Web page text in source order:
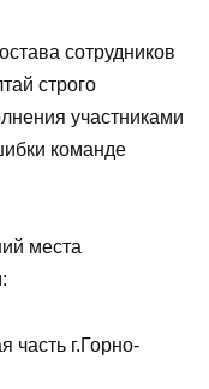
сотрудников
строго
участниками
команде
места
часть г.Горно-